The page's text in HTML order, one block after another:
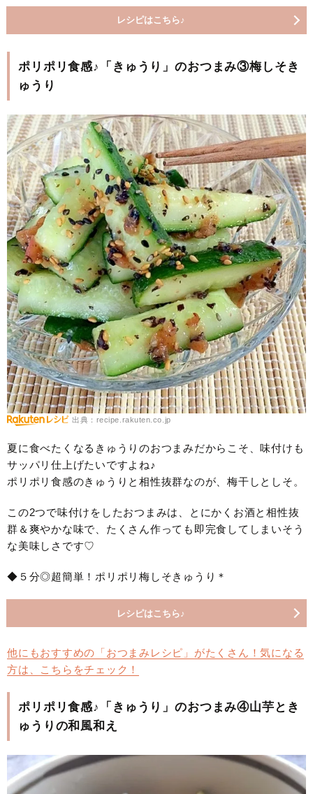
レシピはこちら♪
ポリポリ食感♪「きゅうり」のおつまみ③梅しそき
ゅうり
出典：recipe.rakuten.co.jp
夏に食べたくなるきゅうりのおつまみだからこそ、味付けも
サッパリ仕上げたいですよね♪
ポリポリ食感のきゅうりと相性抜群なのが、梅干しとしそ。
この2つで味付けをしたおつまみは、とにかくお酒と相性抜
群＆爽やかな味で、たくさん作っても即完食してしまいそう
な美味しさです♡
◆５分◎超簡単！ポリポリ梅しそきゅうり＊
レシピはこちら♪
他にもおすすめの「おつまみレシピ」がたくさん！気になる
方は、こちらをチェック！
ポリポリ食感♪「きゅうり」のおつまみ④山芋とき
ゅうりの和風和え